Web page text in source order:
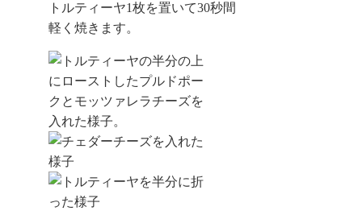
トルティーヤ1枚を置いて30秒間
軽く焼きます。